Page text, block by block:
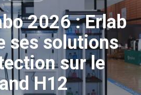
2026 : Erlab
ses solutions
sur le
H12